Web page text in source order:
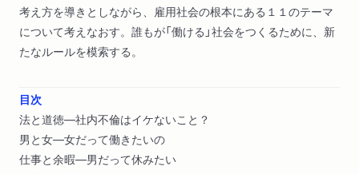
考え方を導きとしながら、雇用社会の根本にある１１のテーマ
について考えなおす。誰もが「働ける」社会をつくるために、新
たなルールを模索する。
目次
法と道徳―社内不倫はイケないこと？
男と女―女だって働きたいの
仕事と余暇―男だって休みたい